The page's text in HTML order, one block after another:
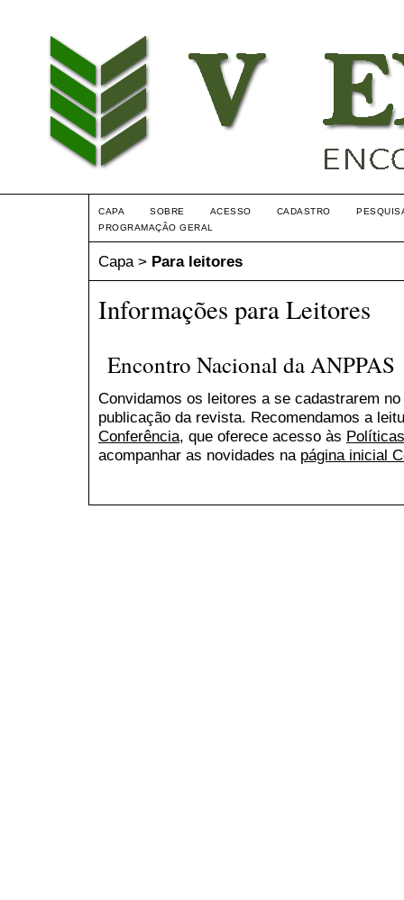
CAPA SOBRE ACESSO CADASTRO
PROGRAMAÇÃO GERAL
Capa> Para leitores
Informações para Leitores
Encontro Nacional da ANPPAS
Convidamos os leitores a se cadastrarem
publicação da revista. Recomendamos a
Conferência, que oferece acesso às
acompanhar as novidades na página inicial